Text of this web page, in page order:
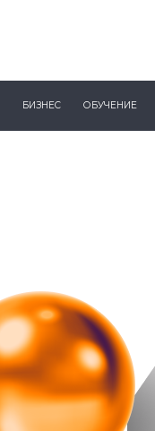
БИЗНЕС ОБУЧЕНИЕ